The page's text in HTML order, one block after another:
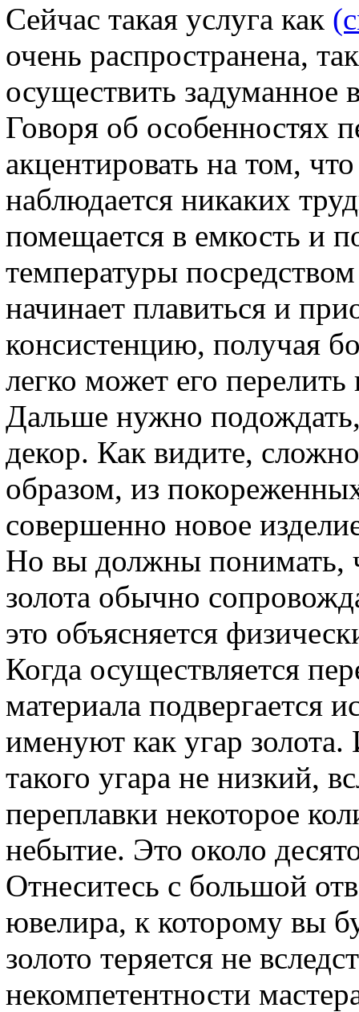
Сейчас такая услуга как
очень распространена,
осуществить задуманное
Говоря об особенностях
акцентировать на том,
наблюдается никаких
помещается в емкость и
температуры
начинает плавиться и
консистенцию, получая
легко может его
Дальше нужно
декор. Как видите,
образом, из
совершенно новое
Но вы должны понимать,
золота обычно
это объясняется
Когда осуществляется
материала подвергается
именуют как угар
такого угара не низкий,
переплавки некоторое
небытие. Это около
Отнеситесь с большой
ювелира, к которому вы
золото теряется не
некомпетентности